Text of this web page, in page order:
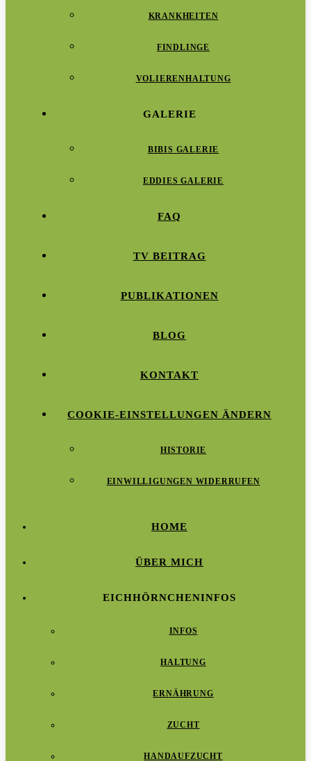
KRANKHEITEN
FINDLINGE
VOLIERENHALTUNG
GALERIE
BIBIS GALERIE
EDDIES GALERIE
FAQ
TV BEITRAG
PUBLIKATIONEN
BLOG
KONTAKT
COOKIE-EINSTELLUNGEN ÄNDERN
HISTORIE
EINWILLIGUNGEN WIDERRUFEN
HOME
ÜBER MICH
EICHHÖRNCHENINFOS
INFOS
HALTUNG
ERNÄHRUNG
ZUCHT
HANDAUFZUCHT